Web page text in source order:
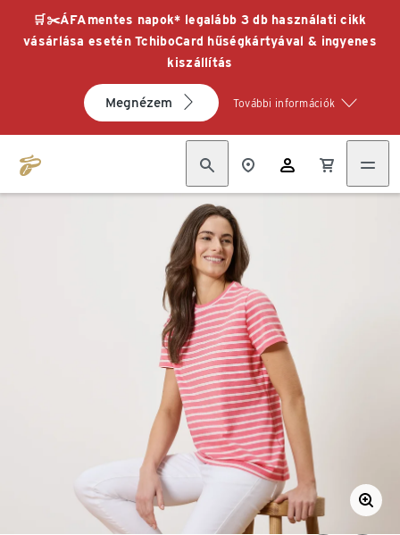
🛒✂️ÁFAmentes napok* legalább 3 db használati cikk
vásárlása esetén TchiboCard hűségkártyával & ingyenes
kiszállítás
Megnézem További információk